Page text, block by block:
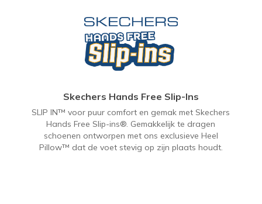
Skechers Hands Free Slip-Ins
SLIP IN™ voor puur comfort en gemak met Skechers
Hands Free Slip-ins®. Gemakkelijk te dragen
schoenen ontworpen met ons exclusieve Heel
Pillow™ dat de voet stevig op zijn plaats houdt.